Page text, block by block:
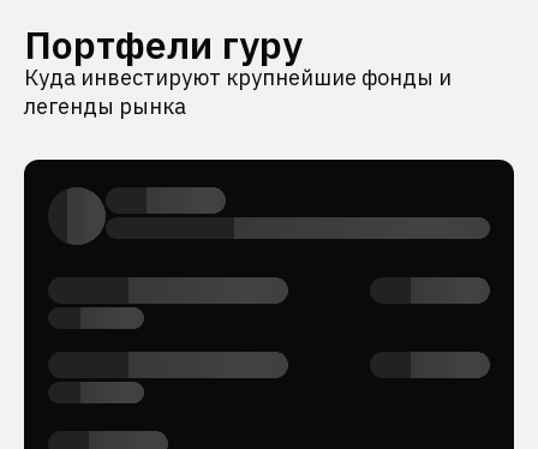
Портфели гуру
Куда инвестируют крупнейшие фонды и
легенды рынка